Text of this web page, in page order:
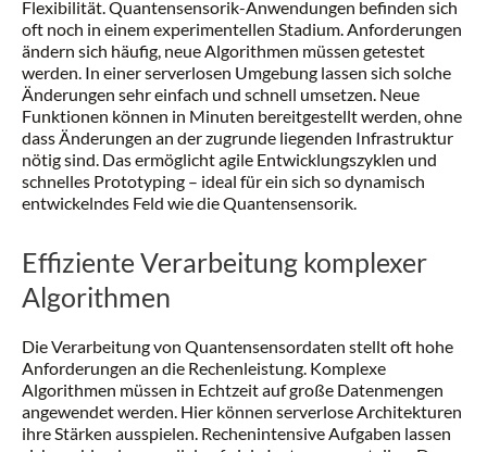
Flexibilität. Quantensensorik-Anwendungen befinden sich
oft noch in einem experimentellen Stadium. Anforderungen
ändern sich häufig, neue Algorithmen müssen getestet
werden. In einer serverlosen Umgebung lassen sich solche
Änderungen sehr einfach und schnell umsetzen. Neue
Funktionen können in Minuten bereitgestellt werden, ohne
dass Änderungen an der zugrunde liegenden Infrastruktur
nötig sind. Das ermöglicht agile Entwicklungszyklen und
schnelles Prototyping – ideal für ein sich so dynamisch
entwickelndes Feld wie die Quantensensorik.
Effiziente Verarbeitung komplexer
Algorithmen
Die Verarbeitung von Quantensensordaten stellt oft hohe
Anforderungen an die Rechenleistung. Komplexe
Algorithmen müssen in Echtzeit auf große Datenmengen
angewendet werden. Hier können serverlose Architekturen
ihre Stärken ausspielen. Rechenintensive Aufgaben lassen